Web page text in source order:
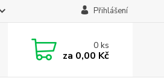
Přihlášení
0ks
za 0,00 Kč